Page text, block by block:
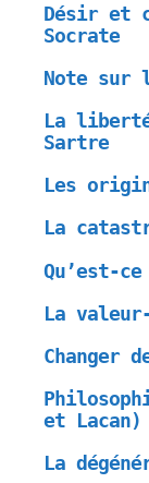
Désir et
Socrate
Note sur
La
Sartre
Les
La
Qu’est-
La
Changer
et Lacan)
La